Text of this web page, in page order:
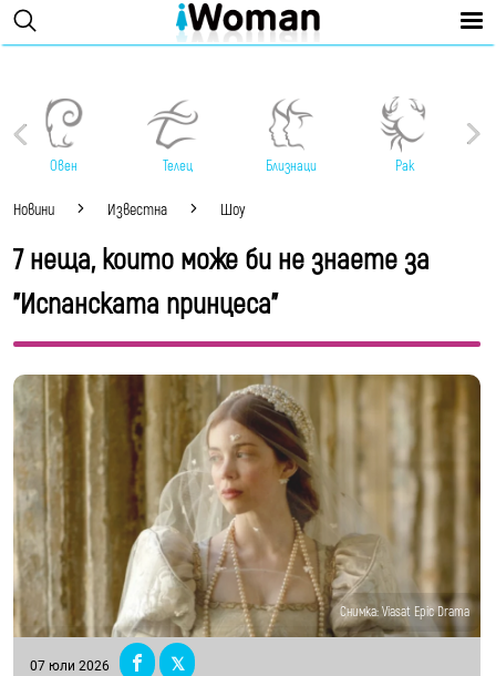
Овен Телец Близнаци Рак
Новини Известна Шоу
7 неща, които може би не знаете за
"Испанската принцеса"
Снимка: Viasat Epic Drama
07 юли 2026